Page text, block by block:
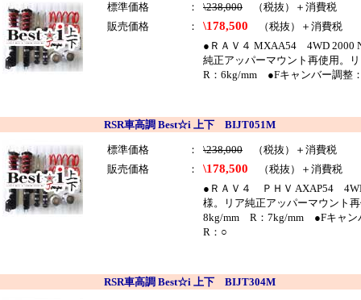
標準価格 ： \238,000 （税抜）＋消費税
販売価格
： \178,500 （税抜）＋消費税
●ＲＡＶ４ MXAA54 4WD 2000
純正アッパーマウント再使用
R：6kg/mm ●Fキャンバー調
RSR車高調 Best☆i 上下 BIJT051M
標準価格 ： \238,000 （税抜）＋消費税
販売価格
： \178,500 （税抜）＋消費税
●ＲＡＶ４ ＰＨＶ AXAP54
様。リア純正アッパーマウント
8kg/mm R：7kg/mm ●Fキャ
R：○
RSR車高調 Best☆i 上下 BIJT304M